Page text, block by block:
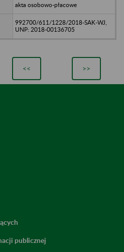
akta osobowo-płacowe
992700/611/1228/2018-SAK-WJ,
UNP: 2018-00136705
<< >>
publicznej